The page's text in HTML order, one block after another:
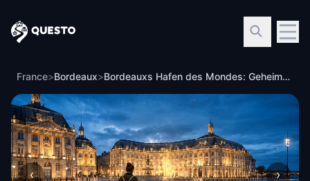
Questo
France>Bordeaux> Bordeauxs Hafen des Mondes: Geheimnisse, die es zu lüften gilt
‹ ›